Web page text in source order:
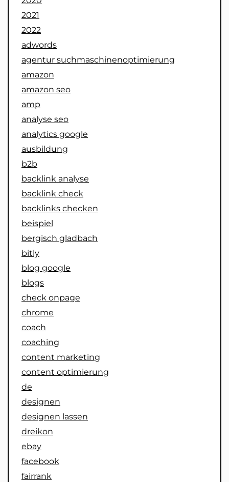
2021
2022
adwords
agentur suchmaschinenoptimierung
amazon
amazon seo
amp
analyse seo
analytics google
ausbildung
b2b
backlink analyse
backlink check
backlinks checken
beispiel
bergisch gladbach
bitly
blog google
blogs
check onpage
chrome
coach
coaching
content marketing
content optimierung
de
designen
designen lassen
dreikon
ebay
facebook
fairrank